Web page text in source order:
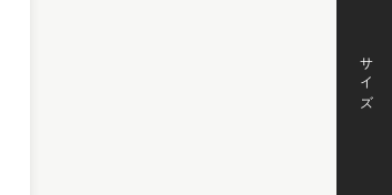
サイズ